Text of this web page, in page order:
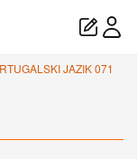
JAZIK 071